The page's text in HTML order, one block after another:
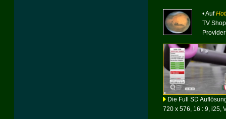
• Auf
TV
Die Full SD
720 x 576, 16 : 9, i25,